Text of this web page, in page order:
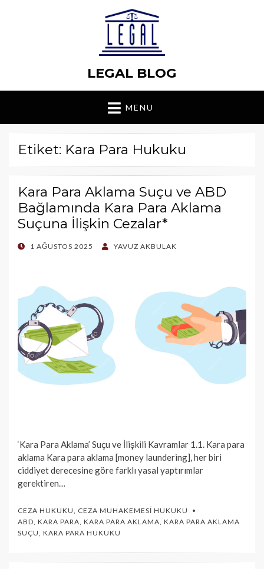
LEGAL BLOG
MENU
Etiket: Kara Para Hukuku
Kara Para Aklama Suçu ve ABD
Bağlamında Kara Para Aklama
Suçuna İlişkin Cezalar*
POSTED
1 AĞUSTOS 2025 YAVUZ AKBULAK
‘Kara Para Aklama’ Suçu ve İlişkili Kavramlar 1.1. Kara para
aklama Kara para aklama [money laundering], her biri
ciddiyet derecesine göre farklı yasal yaptırımlar
gerektiren…
CEZA HUKUKU
CEZA MUHAKEMESI HUKUKU
ABD KARA PARA KARA PARA AKLAMA KARA PARA AKLAMA
SUÇU KARA PARA HUKUKU